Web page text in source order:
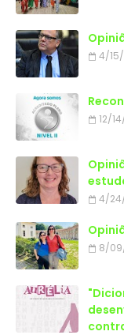
4/
12/
4/
8/